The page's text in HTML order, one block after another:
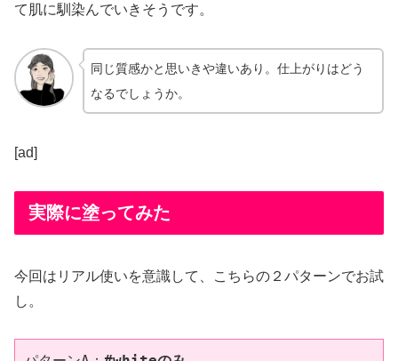
て肌に馴染んでいきそうです。
同じ質感かと思いきや違いあり。仕上がりはどう
なるでしょうか。
[ad]
実際に塗ってみた
今回はリアル使いを意識して、こちらの２パターンでお試
し。